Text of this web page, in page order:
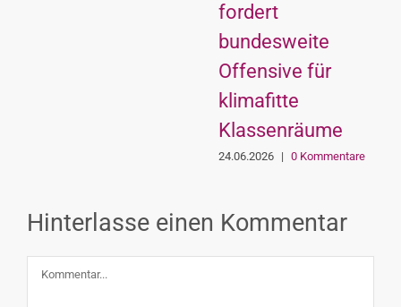
fordert
bundesweite
Offensive für
klimafitte
Klassenräume
24.06.2026 | 0 Kommentare
Hinterlasse einen Kommentar
Kommentar